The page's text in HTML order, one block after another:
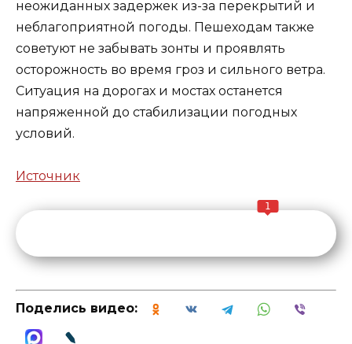
неожиданных задержек из-за перекрытий и
неблагоприятной погоды. Пешеходам также
советуют не забывать зонты и проявлять
осторожность во время гроз и сильного ветра.
Ситуация на дорогах и мостах останется
напряженной до стабилизации погодных
условий.
Источник
1
Поделись видео: